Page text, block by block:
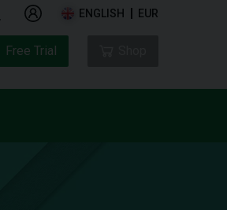
ENGLISH EUR
Free Trial